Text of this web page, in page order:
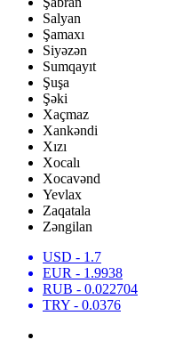
Salyan
Şamaxı
Siyəzən
Sumqayıt
Şuşa
Şəki
Xaçmaz
Xankəndi
Xızı
Xocalı
Xocavənd
Yevlax
Zaqatala
Zəngilan
USD - 1.7
EUR - 1.9938
RUB - 0.022704
TRY - 0.0376